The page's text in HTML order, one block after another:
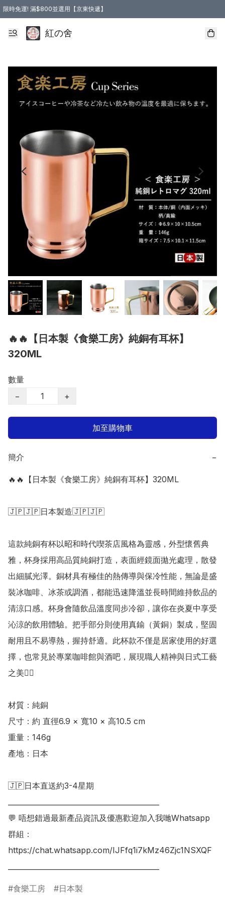
限時免運! 滿$800並選用【京東快遞】
紅の舍
🔥🔥【日本製《食樂工房》純銅有耳杯】
320ML
數量
−
+
加至購物車
簡介 −
🔥🔥【日本製《食樂工房》純銅有耳杯】320ML
🇯🇵🇯🇵日本製造🇯🇵🇯🇵
這款純銅有杯以昭和時代喫茶店風格為靈感，外型懷舊典
雅，杯身採用高品質純銅打造，表面經鏡面拋光處理，散發
出細膩光澤。銅材具有極佳的熱傳導與保冷性能，無論是盛
裝冰咖啡、冰茶或調酒，都能迅速降溫並長時間維持飲品的
清涼口感。杯身會隨飲品溫度同步冷卻，讓你在炎夏中享受
沁涼的飲用體驗。把手部分則使用真鍮（黃銅）製成，堅固
耐用且不易導熱，握持舒適。此杯款不僅是居家使用的好選
擇，也常見於專業咖啡館與酒吧，展現職人精神與日式工藝
之美👍🏻
材質：純銅
尺寸：約 直徑6.9 × 寬10 × 高10.5 cm
重量：146g
產地：日本
🇯🇵日本直送約3-4星期
💬 唔想錯過最新產品資訊及優惠歡迎加入我哋Whatsapp
群組：
https://chat.whatsapp.com/IJFfq1i7kMz46Zjc1NSXQF
食樂工房 日本製